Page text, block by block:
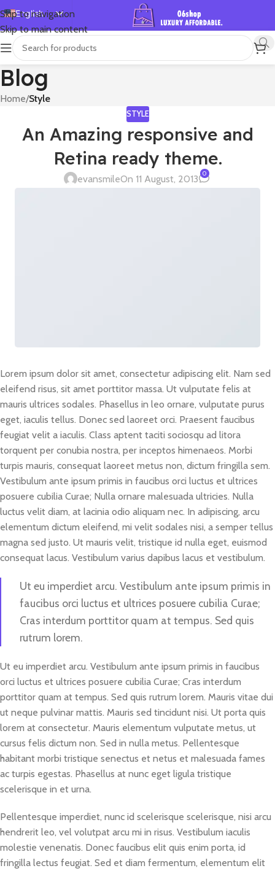
Skip to navigation
Skip to main content
English
Español
Deutsch
Français
Русский
한국어
Blog
Home/Style
STYLE
An Amazing responsive and
Retina ready theme.
evansmileOn 11 August, 2013 0
Lorem ipsum dolor sit amet, consectetur adipiscing elit. Nam sed
eleifend risus, sit amet porttitor massa. Ut vulputate felis at
mauris ultrices sodales. Phasellus in leo ornare, vulputate purus
eget, iaculis tellus. Donec sed laoreet orci. Praesent faucibus
feugiat velit a iaculis. Class aptent taciti sociosqu ad litora
torquent per conubia nostra, per inceptos himenaeos. Morbi
turpis mauris, consequat laoreet metus non, dictum fringilla sem.
Vestibulum ante ipsum primis in faucibus orci luctus et ultrices
posuere cubilia Curae; Nulla ornare malesuada ultricies. Nulla
luctus velit diam, at lacinia odio aliquam nec. In adipiscing, arcu
elementum dictum eleifend, mi velit sodales nisi, a semper tellus
magna sed justo. Ut mauris velit, tristique id nulla eget, euismod
consequat lacus. Vestibulum varius dapibus lacus et vestibulum.
Ut eu imperdiet arcu. Vestibulum ante ipsum primis in
faucibus orci luctus et ultrices posuere cubilia Curae;
Cras interdum porttitor quam at tempus. Sed quis
rutrum lorem.
Ut eu imperdiet arcu. Vestibulum ante ipsum primis in faucibus
orci luctus et ultrices posuere cubilia Curae; Cras interdum
porttitor quam at tempus. Sed quis rutrum lorem. Mauris vitae dui
ut neque pulvinar mattis. Mauris sed tincidunt nisi. Ut porta quis
lorem at consectetur. Mauris elementum vulputate metus, ut
cursus felis dictum non. Sed in nulla metus. Pellentesque
habitant morbi tristique senectus et netus et malesuada fames
ac turpis egestas. Phasellus at nunc eget ligula tristique
scelerisque in et urna.
Pellentesque imperdiet, nunc id scelerisque scelerisque, nisi arcu
hendrerit leo, vel volutpat arcu mi in risus. Vestibulum iaculis
molestie venenatis. Donec faucibus elit quis enim porta, id
fringilla lectus feugiat. Sed et diam fermentum, elementum elit